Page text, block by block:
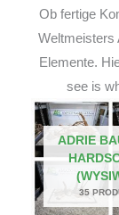
Ob fertige
Weltmeisters
Elemente.
see is
ADRIE
35